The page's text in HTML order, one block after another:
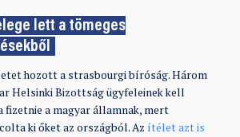
lett a tömeges
hozott a strasbourgi bíróság. Három
Helsinki Bizottság ügyfeleinek kell
fizetnie a magyar államnak, mert
ki őket az országból. Az ítélet azt is